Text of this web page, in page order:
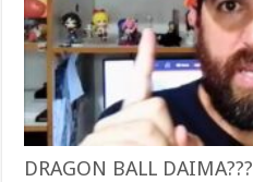
DRAGON BALL DAIMA???